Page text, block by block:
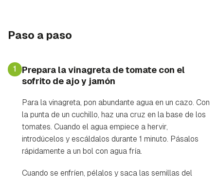
Paso a paso
1
Prepara la vinagreta de tomate con el
sofrito de ajo y jamón
Para la vinagreta, pon abundante agua en un cazo. Con
la punta de un cuchillo, haz una cruz en la base de los
tomates. Cuando el agua empiece a hervir,
introdúcelos y escáldalos durante 1 minuto. Pásalos
rápidamente a un bol con agua fría.
Cuando se enfríen, pélalos y saca las semillas del